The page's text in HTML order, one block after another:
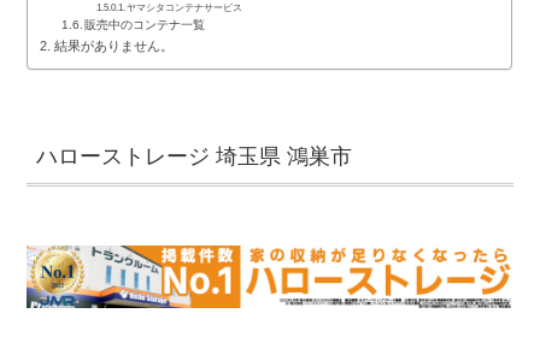
ヤマシタコンテナサービス
販売中のコンテナ一覧
結果がありません。
ハローストレージ 埼玉県 鴻巣市